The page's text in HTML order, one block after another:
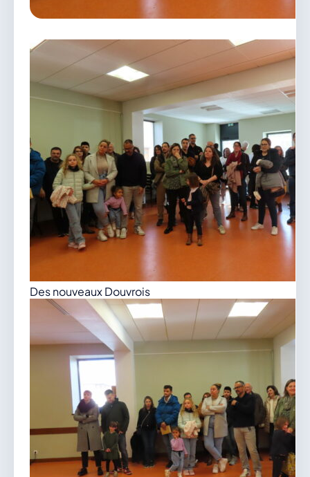
mairie@douvres.fr
140 Place de la Babillière, 01500 Douvres
Contacter la mairie
Le guichet des associations
publier une annonce
Des nouveaux Douvrois